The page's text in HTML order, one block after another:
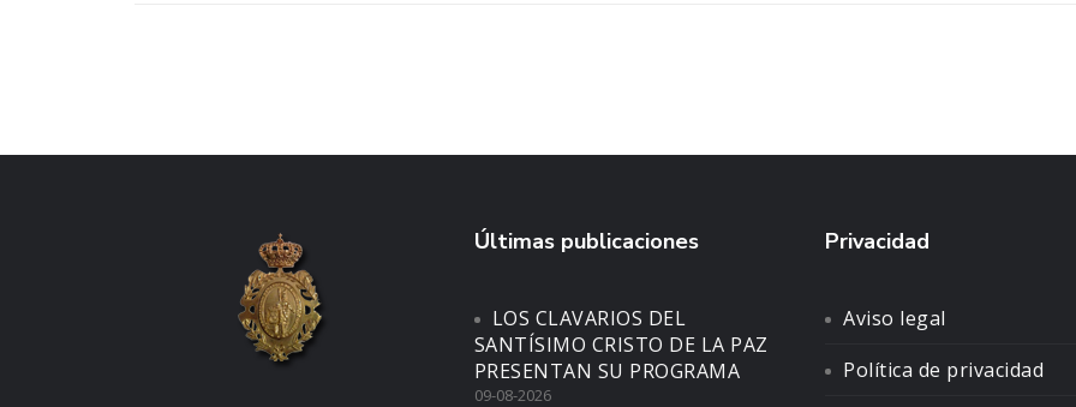
Últimas publicaciones
LOS CLAVARIOS DEL
SANTÍSIMO CRISTO DE LA PAZ
PRESENTAN SU PROGRAMA
09-08-2026
Privacidad
Aviso legal
Política de privacidad